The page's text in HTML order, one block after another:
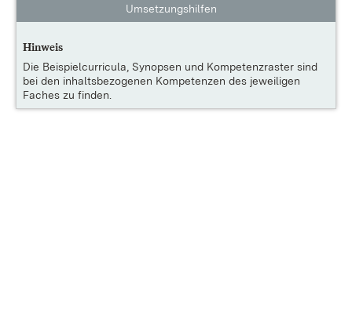
Umsetzungshilfen
Hinweis
Die Beispielcurricula, Synopsen und Kompetenzraster sind
bei den inhaltsbezogenen Kompetenzen des jeweiligen
Faches zu finden.